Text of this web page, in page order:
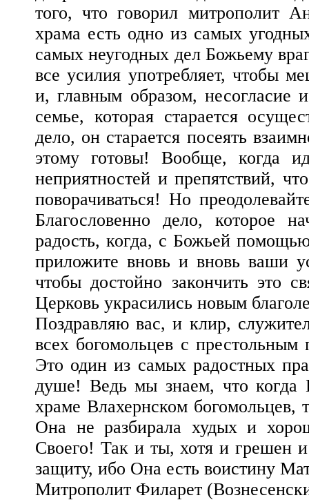
того, что говорил митрополит
храма есть одно из самых
самых неугодных дел Божьему
все усилия употребляет, чтобы
и, главным образом, несогласие
семье, которая старается
дело, он старается посеять
этому готовы! Вообще, когда
неприятностей и препятствий,
поворачиваться! Но
Благословенно дело, которое
радость, когда, с Божьей
приложите вновь и вновь ваши
чтобы достойно закончить это
Церковь украсились новым
Поздравляю вас, и клир,
всех богомольцев с
Это один из самых радостных
душе! Ведь мы знаем, что
храме Влахернском богомольцев,
Она не разбирала худых и
Своего! Так и ты, хотя и грешен
защиту, ибо Она есть воистину
Митрополит Филарет